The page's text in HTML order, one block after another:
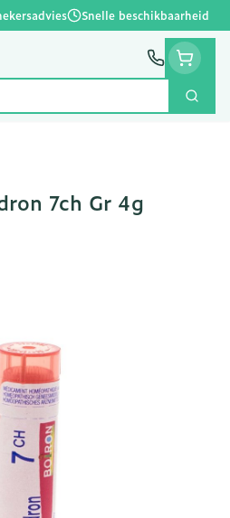
Snelle beschikbaarheid
Zoek
7ch Gr 4g